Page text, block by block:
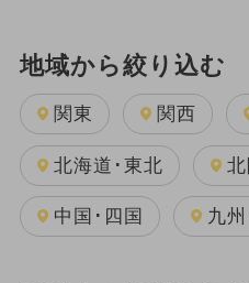
地域から絞り込む
関東 関西
北海道･東北
中国･四国 九